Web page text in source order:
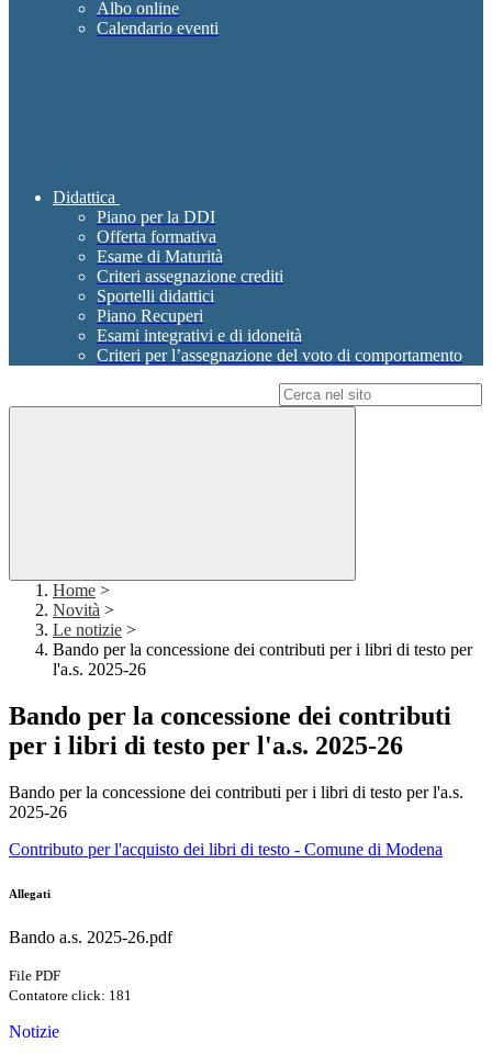
Albo online
Calendario eventi
Didattica
Piano per la DDI
Offerta formativa
Esame di Maturità
Criteri assegnazione crediti
Sportelli didattici
Piano Recuperi
Esami integrativi e di idoneità
Criteri per l’assegnazione del voto di comportamento
Home >
Novità >
Le notizie >
Bando per la concessione dei contributi per i libri di testo per
l'a.s. 2025-26
Bando per la concessione dei contributi
per i libri di testo per l'a.s. 2025-26
Bando per la concessione dei contributi per i libri di testo per l'a.s.
2025-26
Contributo per l'acquisto dei libri di testo - Comune di Modena
Allegati
Bando a.s. 2025-26.pdf
File PDF
Contatore click: 181
Notizie